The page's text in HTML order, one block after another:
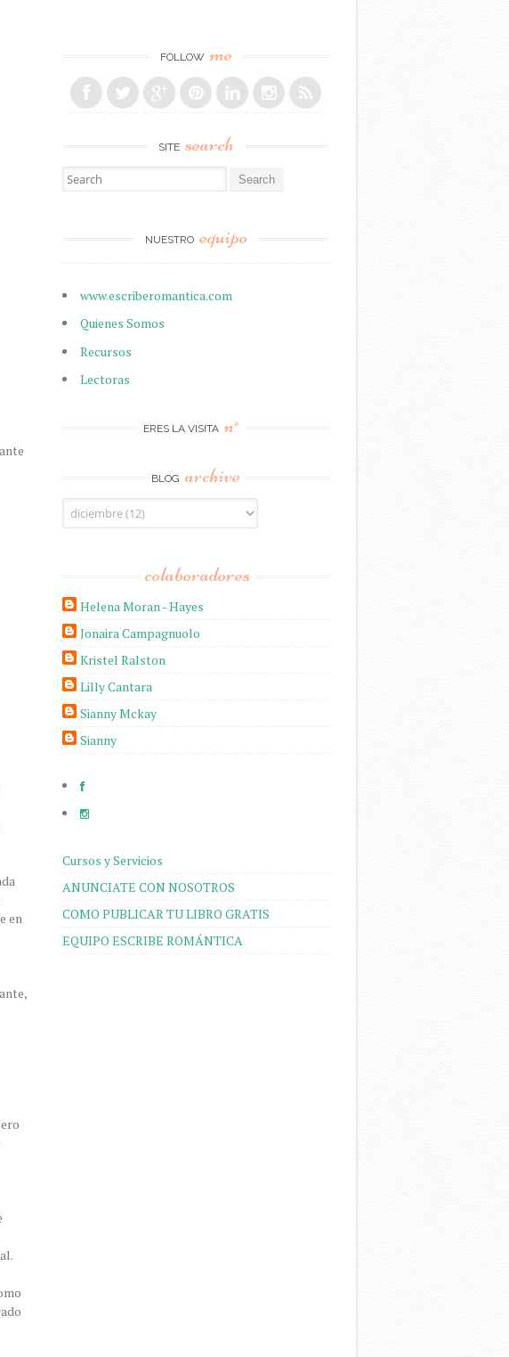
en
FOLLOW me
SITE search
Search for:
NUESTRO equipo
www.escriberomantica.com
Quienes Somos
Recursos
Lectoras
ERES LA VISITA n°
BLOG archive
colaboradores
Helena Moran - Hayes
Jonaira Campagnuolo
Kristel Ralston
Lilly Cantara
Sianny Mckay
Sianny
Cursos y Servicios
ANUNCIATE CON NOSOTROS
COMO PUBLICAR TU LIBRO GRATIS
EQUIPO ESCRIBE ROMÁNTICA